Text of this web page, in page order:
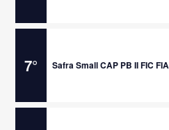
7° Safra Small CAP PB II FIC FIA